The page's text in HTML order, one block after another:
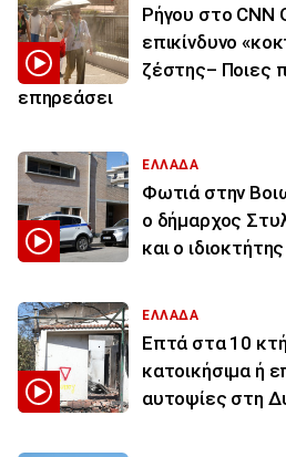
Ρήγου στο CNN
επικίνδυνο
ζέστης– Ποιες
επηρεάσει
ΕΛΛΑΔΑ
Φωτιά στην
ο δήμαρχος
και ο
ΕΛΛΑΔΑ
Επτά στα 10
κατοικήσιμα ή
αυτοψίες στη